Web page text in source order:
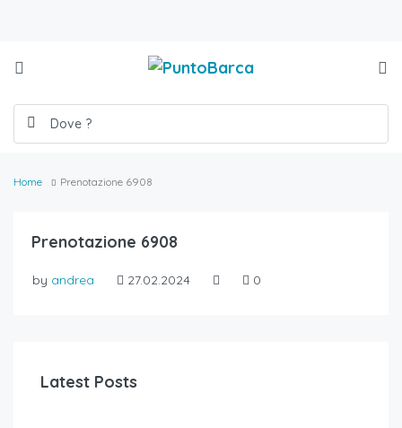
Home Prenotazione 6908
Prenotazione 6908
by andrea 27.02.2024 0
Latest Posts